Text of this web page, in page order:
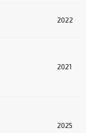
2022
2021
2025